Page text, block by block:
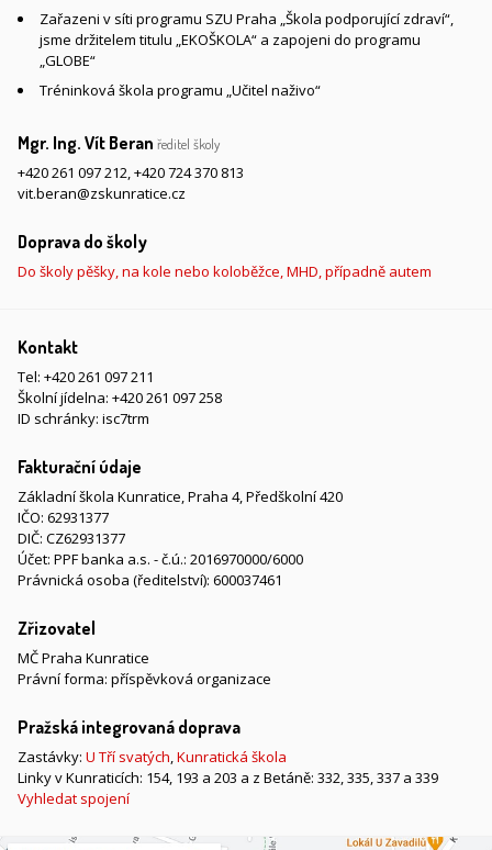
Zařazeni v síti programu SZU Praha „Škola podporující zdraví“,
jsme držitelem titulu „EKOŠKOLA“ a zapojeni do programu
„GLOBE“
Tréninková škola programu „Učitel naživo“
Mgr. Ing. Vít Beran ředitel školy
+420 261 097 212,+420 724 370 813
vit.beran@zskunratice.cz
Doprava do školy
Do školy pěšky, na kole nebo koloběžce, MHD, případně autem
Kontakt
Tel: +420 261 097 211
Školní jídelna: +420 261 097 258
ID schránky: isc7trm
Fakturační údaje
Základní škola Kunratice, Praha 4, Předškolní 420
IČO: 62931377
DIČ: CZ62931377
Účet: PPF banka a.s. - č.ú.: 2016970000/6000
Právnická osoba (ředitelství): 600037461
Zřizovatel
MČ Praha Kunratice
Právní forma: příspěvková organizace
Pražská integrovaná doprava
Zastávky: U Tří svatých,Kunratická škola
Linky v Kunraticích: 154, 193 a 203 a z Betáně: 332, 335, 337 a 339
Vyhledat spojení